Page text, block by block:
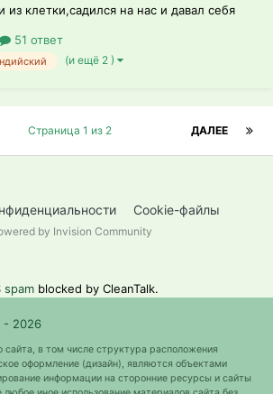
из клетки,садился на нас и давал себя
дней птиц разлетался и все реже стал
Мог прилететь за семечкой или
51 ответ
(и ещё 2 )
ДАЛЕЕ
Страница 1 из 2
Cookie-файлы
by Invision Community
spam blocked by CleanTalk.
- 2026
сайта, в том числе структура расположения
оформление (дизайн), являются объектами
информации на сторонние ресурсы и сайты